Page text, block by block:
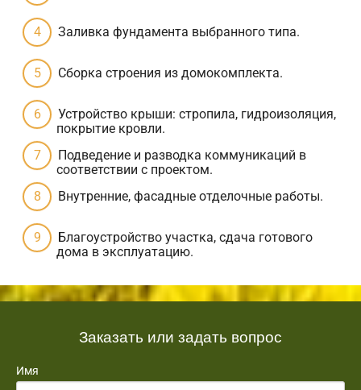
Заливка фундамента выбранного типа.
Сборка строения из домокомплекта.
Устройство крыши: стропила, гидроизоляция,
покрытие кровли.
Подведение и разводка коммуникаций в
соответствии с проектом.
Внутренние, фасадные отделочные работы.
Благоустройство участка, сдача готового
дома в эксплуатацию.
Заказать или задать вопрос
Имя